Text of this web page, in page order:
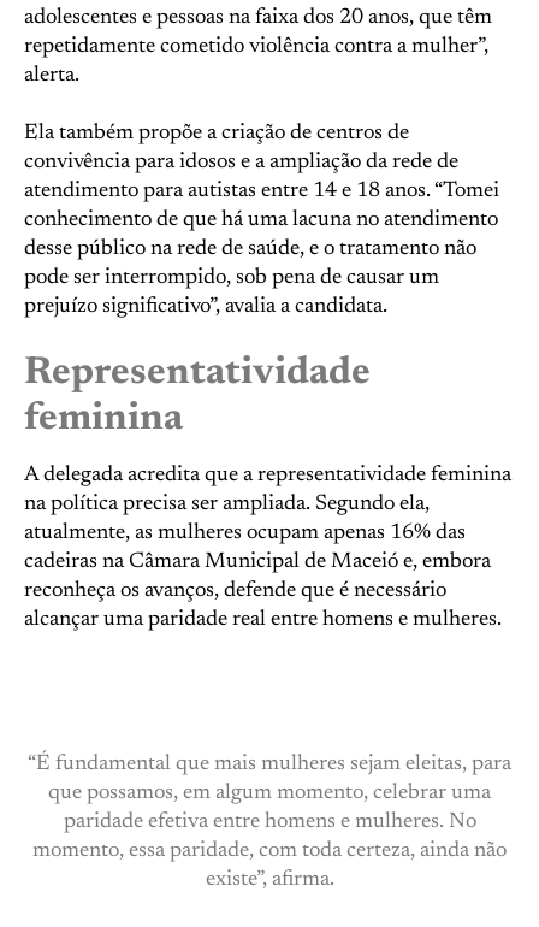
adolescentes e pessoas na faixa dos 20 anos, que têm
repetidamente cometido violência contra a mulher”,
alerta.
Ela também propõe a criação de centros de
convivência para idosos e a ampliação da rede de
atendimento para autistas entre 14 e 18 anos. “Tomei
conhecimento de que há uma lacuna no atendimento
desse público na rede de saúde, e o tratamento não
pode ser interrompido, sob pena de causar um
prejuízo significativo”, avalia a candidata.
Representatividade
feminina
A delegada acredita que a representatividade feminina
na política precisa ser ampliada. Segundo ela,
atualmente, as mulheres ocupam apenas 16% das
cadeiras na Câmara Municipal de Maceió e, embora
reconheça os avanços, defende que é necessário
alcançar uma paridade real entre homens e mulheres.
“É fundamental que mais mulheres sejam eleitas, para
que possamos, em algum momento, celebrar uma
paridade efetiva entre homens e mulheres. No
momento, essa paridade, com toda certeza, ainda não
existe”, afirma.